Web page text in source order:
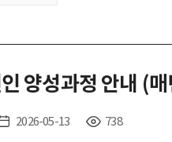
양성과정 안내 (
2026-05-13 738